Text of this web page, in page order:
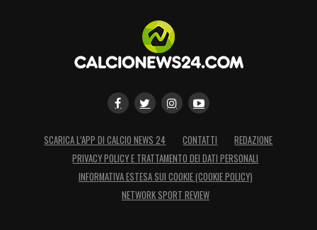
SCARICA L’APP DI CALCIO NEWS 24 CONTATTI
REDAZIONE
PRIVACY POLICY E TRATTAMENTO DEI DATI PERSONALI
INFORMATIVA ESTESA SUI COOKIE (COOKIE POLICY)
NETWORK SPORT REVIEW